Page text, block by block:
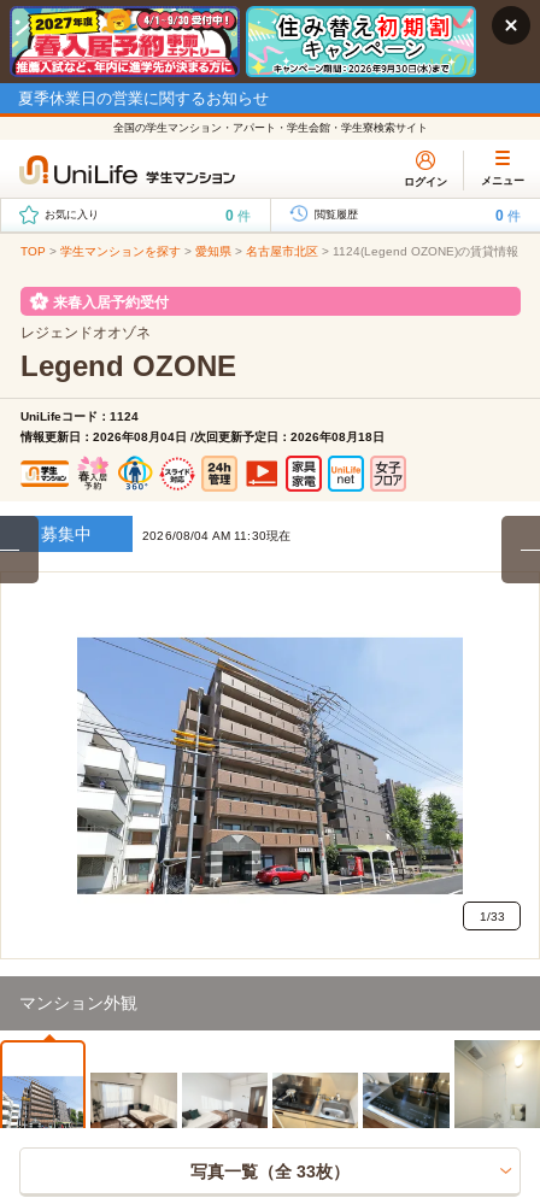
夏季休業日の営業に関するお知らせ
全国の学生マンション・アパート・学生会館・学生寮検索サイト
ログイン メニュー
お気に入り 0 件 閲覧履歴 0 件
TOP > 学生マンションを探す > 愛知県 > 名古屋市北区 > 1124(Legend OZONE)の賃貸情報
来春入居予約受付
レジェンドオオゾネ
Legend OZONE
UniLifeコード：1124
情報更新日：2026年08月04日 /次回更新予定日：2026年08月18日
募集中 2026/08/04 AM 11:30現在
マンション外観
1/33
写真一覧（全 33枚）